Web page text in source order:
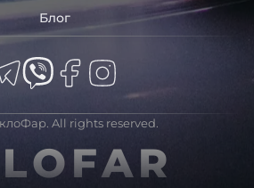
Блог
All rights reserved.